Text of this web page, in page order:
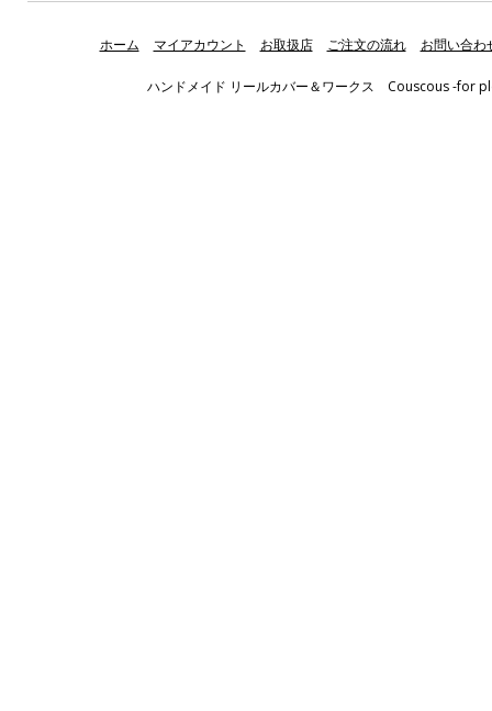
ホーム マイアカウント お取扱店 ご注文の流れ お問い合わ
ハンドメイド リールカバー＆ワークス Couscous -for